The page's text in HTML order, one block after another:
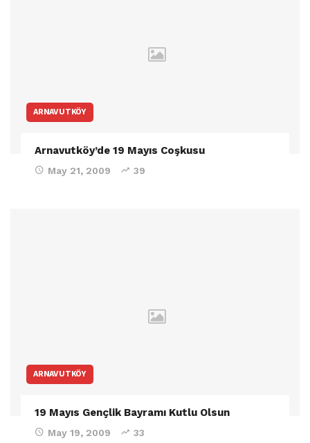
ARNAVUTKÖY
Arnavutköy’de 19 Mayıs Coşkusu
May 21, 2009 39
ARNAVUTKÖY
19 Mayıs Gençlik Bayramı Kutlu Olsun
May 19, 2009 33